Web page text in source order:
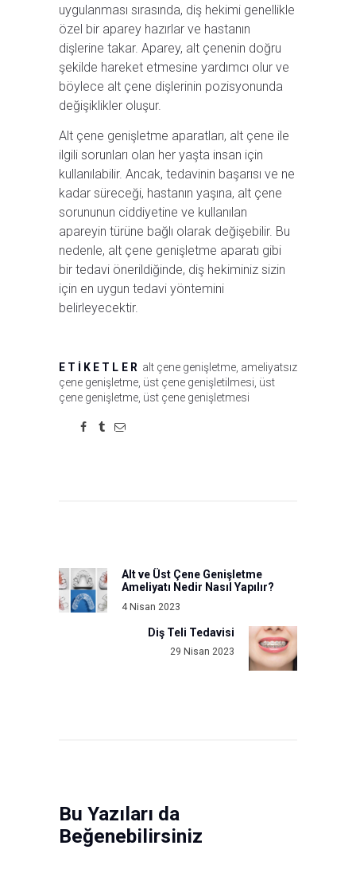
uygulanması sırasında, diş hekimi genellikle
özel bir aparey hazırlar ve hastanın
dişlerine takar. Aparey, alt çenenin doğru
şekilde hareket etmesine yardımcı olur ve
böylece alt çene dişlerinin pozisyonunda
değişiklikler oluşur.
Alt çene genişletme aparatları, alt çene ile
ilgili sorunları olan her yaşta insan için
kullanılabilir. Ancak, tedavinin başarısı ve ne
kadar süreceği, hastanın yaşına, alt çene
sorununun ciddiyetine ve kullanılan
apareyin türüne bağlı olarak değişebilir. Bu
nedenle, alt çene genişletme aparatı gibi
bir tedavi önerildiğinde, diş hekiminiz sizin
için en uygun tedavi yöntemini
belirleyecektir.
ETIKETLER alt çene genişletme, ameliyatsız
çene genişletme üst çene genişletilmesi üst
çene genişletme üst çene genişletmesi
Previous
Alt ve Üst Çene Genişletme
Ameliyatı Nedir Nasıl Yapılır?
4 Nisan 2023
Next
post:
Diş Teli Tedavisi
29 Nisan 2023
Bu Yazıları da
Beğenebilirsiniz